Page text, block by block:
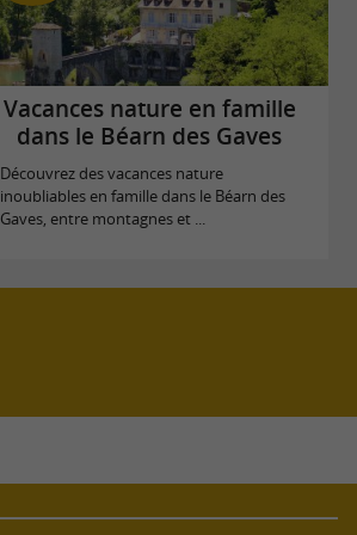
Vacances nature en famille
dans le Béarn des Gaves
Découvrez des vacances nature
inoubliables en famille dans le Béarn des
Gaves, entre montagnes et ...